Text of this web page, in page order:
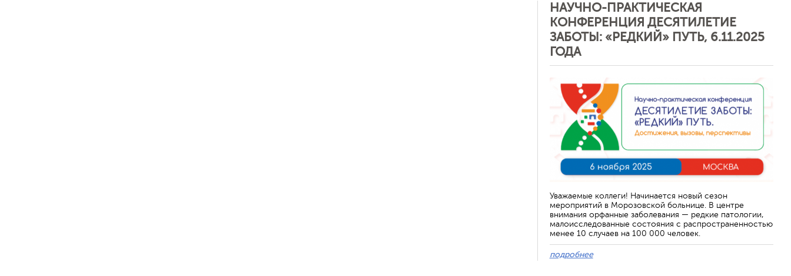
НАУЧНО-ПРАКТИЧЕСКАЯ
КОНФЕРЕНЦИЯ ДЕСЯТИЛЕТИЕ
ЗАБОТЫ: «РЕДКИЙ» ПУТЬ, 6.11.2025
ГОДА
Уважаемые коллеги! Начинается новый сезон
мероприятий в Морозовской больнице. В центре
внимания орфанные заболевания — редкие патологии,
малоисследованные состояния с распространенностью
менее 10 случаев на 100 000 человек.
подробнее
Отменить